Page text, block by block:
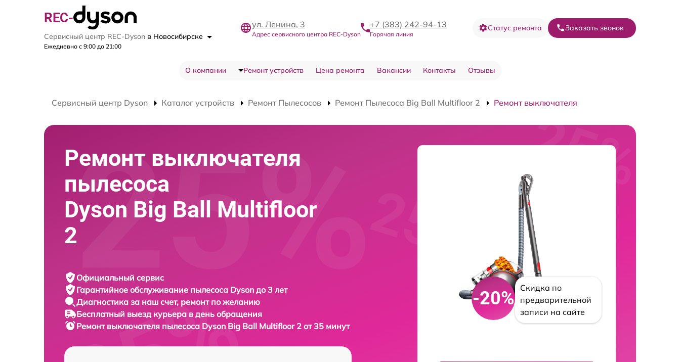
REC-
Сервисный центр REC-Dyson в Новосибирске
Ежедневно с 9:00 до 21:00
ул. Ленина, 3
Адрес сервисного центра REC-Dyson
+7 (383) 242-94-13
Горячая линия
Статус ремонта Заказать звонок
О компании Ремонт устройств Цена ремонта Вакансии Контакты Отзывы
Сервисный центр Dyson Каталог устройств Ремонт Пылесосов Ремонт Пылесоса Big Ball Multifloor 2 Ремонт выключателя
Ремонт выключателя
пылесоса
Dyson Big Ball Multifloor
2
Официальный сервис
Гарантийное обслуживание пылесоса Dyson до 3 лет
Диагностика за наш счет, ремонт по желанию
Бесплатный выезд курьера в день обращения
Ремонт выключателя пылесоса Dyson Big Ball Multifloor 2 от 35 минут
-20%
Скидка по
предварительной
записи на сайте